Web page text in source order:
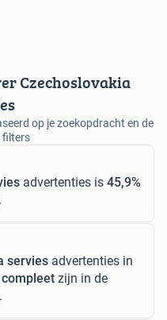
Czechoslovakia
op je zoekopdracht en de
filters
advertenties is 45,9%
servies advertenties in
zijn in de